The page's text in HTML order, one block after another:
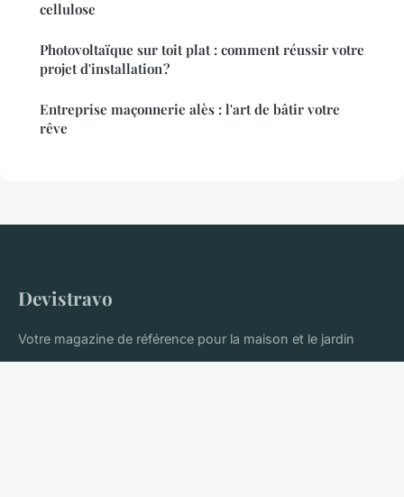
cellulose
Photovoltaïque sur toit plat : comment réussir votre
projet d'installation ?
Entreprise maçonnerie alès : l'art de bâtir votre
rêve
Devistravo
Votre magazine de référence pour la maison et le jardin